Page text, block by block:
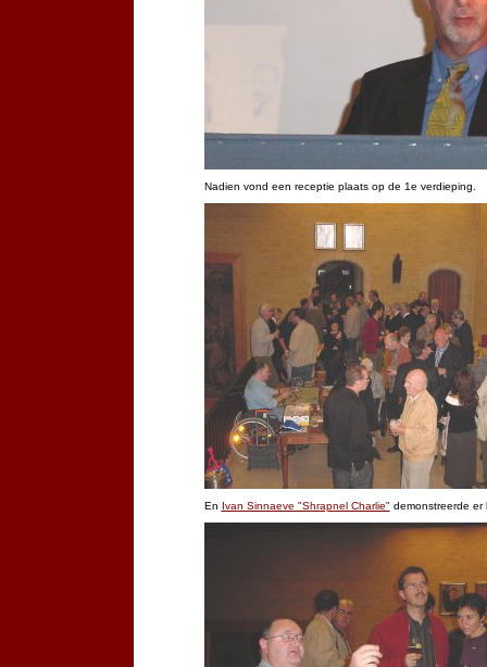
Nadien vond een receptie plaats op de 1e verdieping.
En Ivan Sinnaeve "Shrapnel Charlie"demonstreerde er